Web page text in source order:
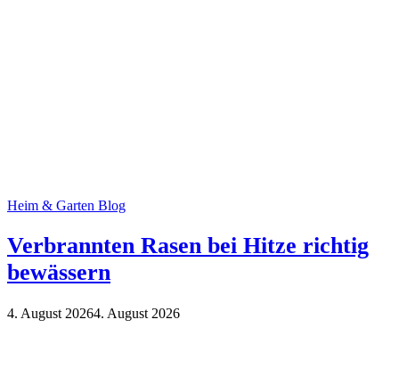
Heim & Garten Blog
Verbrannten Rasen bei Hitze richtig
bewässern
4. August 20264. August 2026